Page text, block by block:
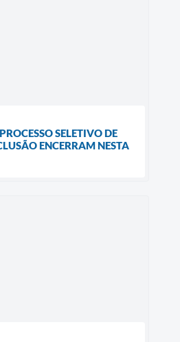
SELETIVO DE
ENCERRAM NESTA